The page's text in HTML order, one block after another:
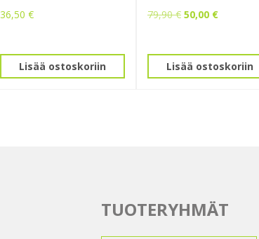
36,50 €
Lisää ostoskoriin
79,90€ Alkuperäinen
79,90 €.
50,00 €Nykyinen
50,00 €.
Lisää ostoskoriin
TUOTERYHMÄT